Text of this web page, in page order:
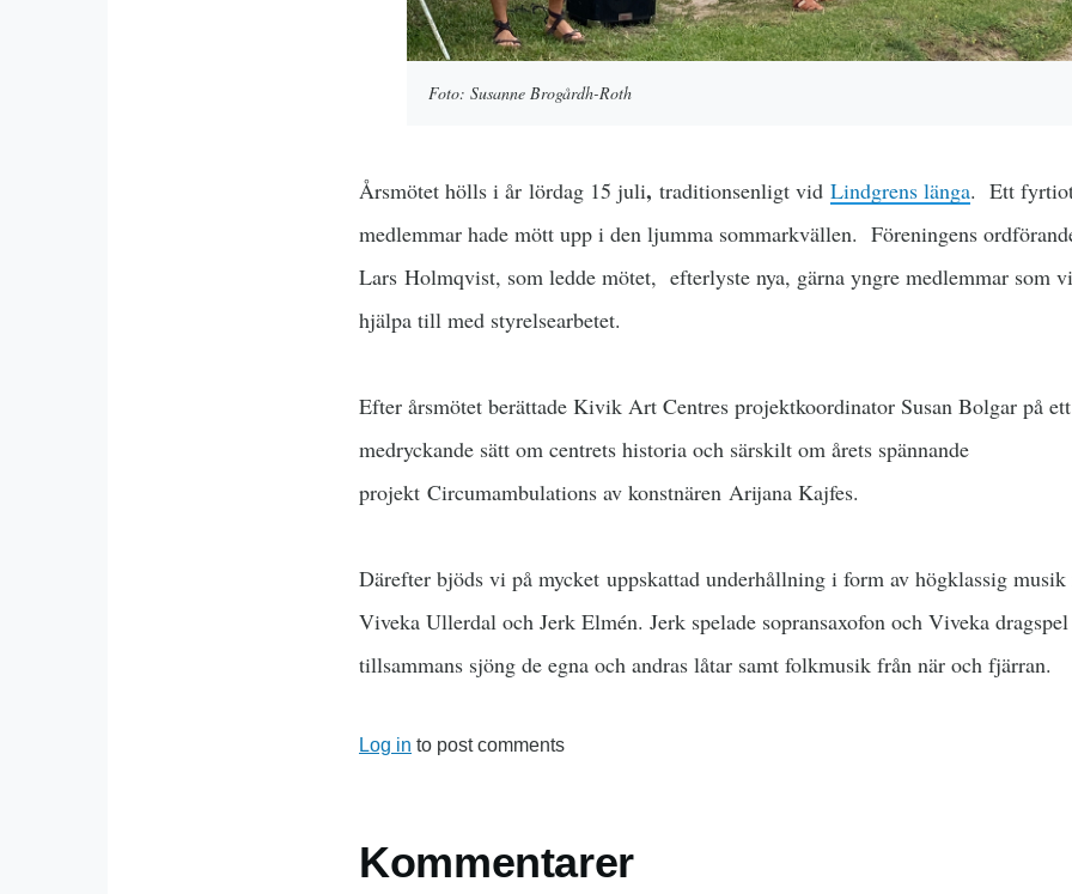
Foto: Susanne Brogårdh-Roth
Årsmötet hölls i år lördag 15 juli, traditionsenligt vid Lindgrens länga. Ett
medlemmar hade mött upp i den ljumma sommarkvällen. Föreningens
Lars Holmqvist, som ledde mötet, efterlyste nya, gärna yngre medlemmar som
hjälpa till med styrelsearbetet.
Efter årsmötet berättade Kivik Art Centres projektkoordinator Susan Bolgar på ett
medryckande sätt om centrets historia och särskilt om årets spännande
projekt Circumambulations av konstnären Arijana Kajfes.
Därefter bjöds vi på mycket uppskattad underhållning i form av högklassig musik
Viveka Ullerdal och Jerk Elmén. Jerk spelade sopransaxofon och Viveka
tillsammans sjöng de egna och andras låtar samt folkmusik från när och fjärran.
Log in to post comments
Kommentarer